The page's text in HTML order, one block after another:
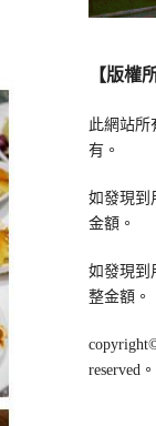
【版權
此網站所
有。
如發現到
金額。
如發現到
整金額。
reserved。